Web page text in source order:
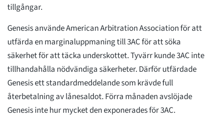
tillgångar.
Genesis använde American Arbitration Association för att
utfärda en marginaluppmaning till 3AC för att söka
säkerhet för att täcka underskottet. Tyvärr kunde 3AC inte
tillhandahålla nödvändiga säkerheter. Därför utfärdade
Genesis ett standardmeddelande som krävde full
återbetalning av lånesaldot. Förra månaden avslöjade
Genesis inte hur mycket den exponerades för 3AC.